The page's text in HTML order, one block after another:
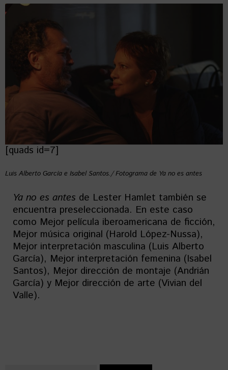
[quads id=7]
Luis Alberto García e Isabel Santos./ Fotograma de Ya no es antes
Ya no es antes de Lester Hamlet también se
encuentra preseleccionada. En este caso
como Mejor película iberoamericana de ficción,
Mejor música original (Harold López-Nussa),
Mejor interpretación masculina (Luis Alberto
García), Mejor interpretación femenina (Isabel
Santos), Mejor dirección de montaje (Andrián
García) y Mejor dirección de arte (Vivian del
Valle).